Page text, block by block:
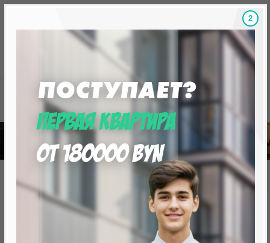
Скидки на новостройки, бонусы
«Минск Мир»
19.6 "Котор", квартал "Южная Европа"
19.6 "Котор", квартал "Южная
1